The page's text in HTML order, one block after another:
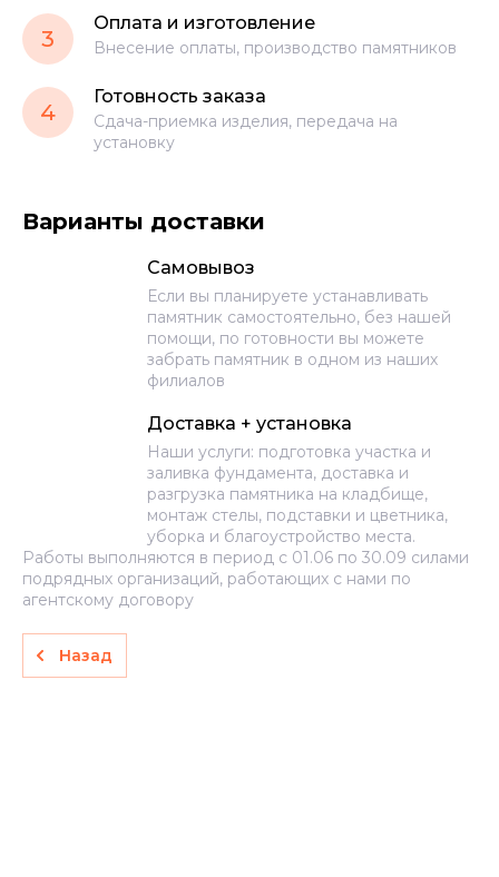
3
Оплата и изготовление
Внесение оплаты, производство памятников
4
Готовность заказа
Сдача-приемка изделия, передача на
установку
Варианты доставки
Самовывоз
Если вы планируете устанавливать
памятник самостоятельно, без нашей
помощи, по готовности вы можете
забрать памятник в одном из наших
филиалов
Доставка + установка
Наши услуги: подготовка участка и
заливка фундамента, доставка и
разгрузка памятника на кладбище,
монтаж стелы, подставки и цветника,
уборка и благоустройство места.
Работы выполняются в период с 01.06 по 30.09 силами
подрядных организаций, работающих с нами по
агентскому договору
Назад